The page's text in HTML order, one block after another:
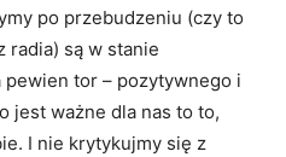
po przebudzeniu (czy to
radia) są w stanie
tor – pozytywnego i
jest ważne dla nas to to,
I nie krytykujmy się z